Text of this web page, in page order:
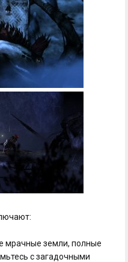
мрачные земли, полные
с загадочными